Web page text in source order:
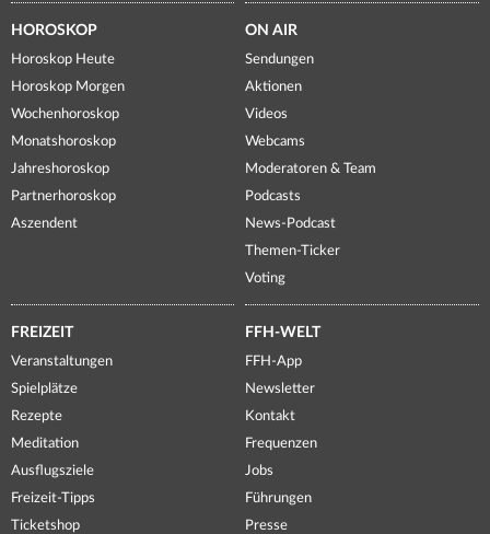
HOROSKOP
Horoskop Heute
Horoskop Morgen
Wochenhoroskop
Monatshoroskop
Jahreshoroskop
Partnerhoroskop
Aszendent
ON AIR
Sendungen
Aktionen
Videos
Webcams
Moderatoren & Team
Podcasts
News-Podcast
Themen-Ticker
Voting
FREIZEIT
Veranstaltungen
Spielplätze
Rezepte
Meditation
Ausflugsziele
Freizeit-Tipps
Ticketshop
FFH-WELT
FFH-App
Newsletter
Kontakt
Frequenzen
Jobs
Führungen
Presse